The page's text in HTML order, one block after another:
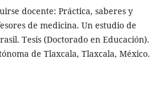
docente: Práctica, saberes y
de medicina. Un estudio de
Tesis (Doctorado en Educación).
de Tlaxcala, Tlaxcala, México.